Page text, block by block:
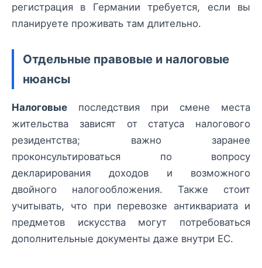
регистрация в Германии требуется, если вы
планируете проживать там длительно.
Отдельные правовые и налоговые
нюансы
Налоговые последствия при смене места
жительства зависят от статуса налогового
резидентства; важно заранее
проконсультироваться по вопросу
декларирования доходов и возможного
двойного налогообложения. Также стоит
учитывать, что при перевозке антиквариата и
предметов искусства могут потребоваться
дополнительные документы даже внутри ЕС.